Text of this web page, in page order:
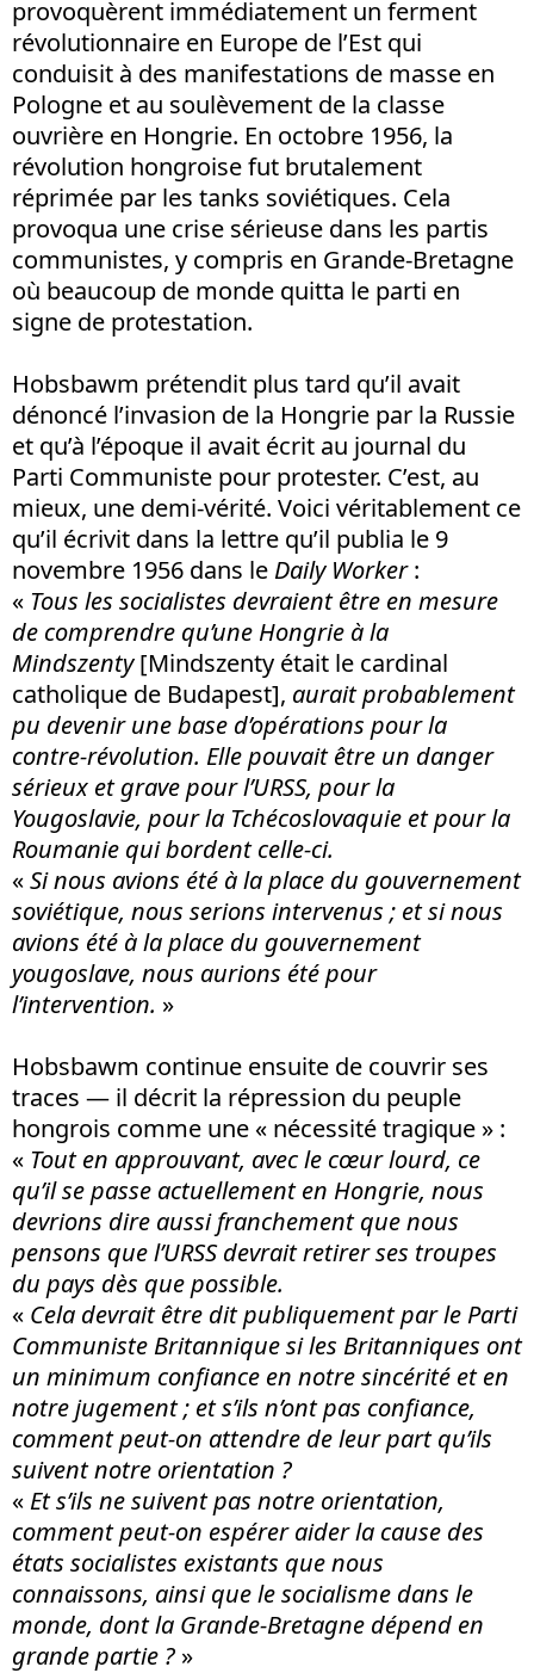
provoquèrent immédiatement un ferment
révolutionnaire en Europe de l’Est qui
conduisit à des manifestations de masse en
Pologne et au soulèvement de la classe
ouvrière en Hongrie. En octobre 1956, la
révolution hongroise fut brutalement
réprimée par les tanks soviétiques. Cela
provoqua une crise sérieuse dans les partis
communistes, y compris en Grande-Bretagne
où beaucoup de monde quitta le parti en
signe de protestation.
Hobsbawm prétendit plus tard qu’il avait
dénoncé l’invasion de la Hongrie par la Russie
et qu’à l’époque il avait écrit au journal du
Parti Communiste pour protester. C’est, au
mieux, une demi-vérité. Voici véritablement ce
qu’il écrivit dans la lettre qu’il publia le 9
novembre 1956 dans le Daily Worker:
« Tous les socialistes devraient être en mesure
de comprendre qu’une Hongrie à la
Mindszenty[Mindszenty était le cardinal
catholique de Budapest], aurait probablement
pu devenir une base d’opérations pour la
contre-révolution. Elle pouvait être un danger
sérieux et grave pour l’URSS, pour la
Yougoslavie, pour la Tchécoslovaquie et pour la
Roumanie qui bordent celle-ci.
«Si nous avions été à la place du gouvernement
soviétique, nous serions intervenus ; et si nous
avions été à la place du gouvernement
yougoslave, nous aurions été pour
l’intervention. »
Hobsbawm continue ensuite de couvrir ses
traces — il décrit la répression du peuple
hongrois comme une « nécessité tragique » :
« Tout en approuvant, avec le cœur lourd, ce
qu’il se passe actuellement en Hongrie, nous
devrions dire aussi franchement que nous
pensons que l’URSS devrait retirer ses troupes
du pays dès que possible.
« Cela devrait être dit publiquement par le Parti
Communiste Britannique si les Britanniques ont
un minimum confiance en notre sincérité et en
notre jugement ; et s’ils n’ont pas confiance,
comment peut-on attendre de leur part qu’ils
suivent notre orientation ?
« Et s’ils ne suivent pas notre orientation,
comment peut-on espérer aider la cause des
états socialistes existants que nous
connaissons, ainsi que le socialisme dans le
monde, dont la Grande-Bretagne dépend en
grande partie ? »